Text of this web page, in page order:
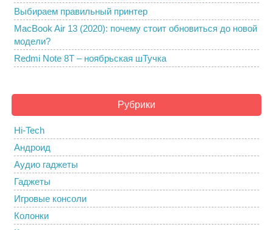
Выбираем правильный принтер
MacBook Air 13 (2020): почему стоит обновиться до новой
модели?
Redmi Note 8T – ноябрьская шТучка
Рубрики
Hi-Tech
Андроид
Аудио гаджеты
Гаджеты
Игровые консоли
Колонки